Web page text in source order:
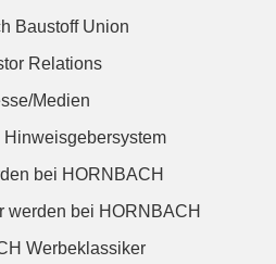
Baustoff Union
Relations
Medien
bei HORNBACH
werden bei HORNBACH
Werbeklassiker